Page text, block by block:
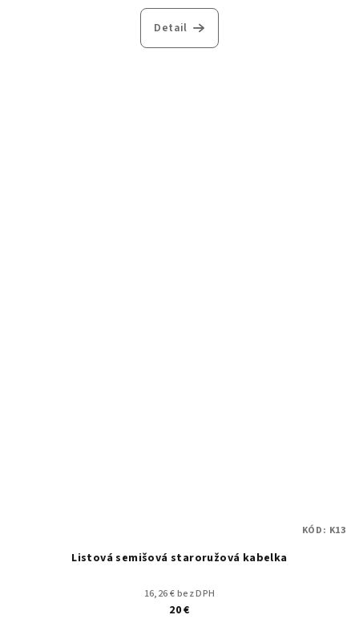
Detail
Listová semišová staroružová kabelka
16,26 € bez DPH
20 €
KÓD: K13